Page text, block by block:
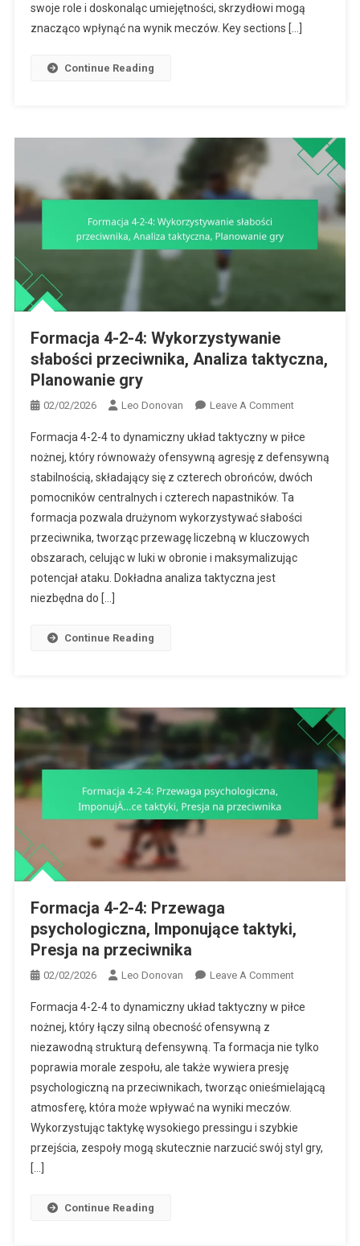
Okazje
swoje role i doskonaląc umiejętności, skrzydłowi mogą
znacząco wpłynąć na wynik meczów. Key sections […]
Continue Reading
Formacja 4-2-4: Wykorzystywanie
słabości przeciwnika, Analiza taktyczna,
Planowanie gry
02/02/2026 Leo Donovan Leave A CommentOn
4-
2-
4:
Słabości
Przeciwnika,
Formacja 4-2-4 to dynamiczny układ taktyczny w piłce
nożnej, który równoważy ofensywną agresję z defensywną
stabilnością, składający się z czterech obrońców, dwóch
pomocników centralnych i czterech napastników. Ta
formacja pozwala drużynom wykorzystywać słabości
przeciwnika, tworząc przewagę liczebną w kluczowych
obszarach, celując w luki w obronie i maksymalizując
potencjał ataku. Dokładna analiza taktyczna jest
niezbędna do […]
Continue Reading
Formacja 4-2-4: Przewaga
psychologiczna, Imponujące taktyki,
Presja na przeciwnika
02/02/2026 Leo Donovan Leave A CommentOn
4-
4:
Taktyki,
Presja
Formacja 4-2-4 to dynamiczny układ taktyczny w piłce
nożnej, który łączy silną obecność ofensywną z
niezawodną strukturą defensywną. Ta formacja nie tylko
poprawia morale zespołu, ale także wywiera presję
psychologiczną na przeciwnikach, tworząc onieśmielającą
atmosferę, która może wpływać na wyniki meczów.
Wykorzystując taktykę wysokiego pressingu i szybkie
przejścia, zespoły mogą skutecznie narzucić swój styl gry,
[…]
Continue Reading